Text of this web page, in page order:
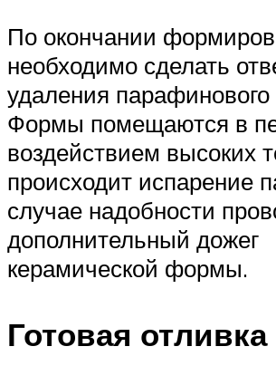
По окончании
необходимо сделать
удаления
Формы помещаются в
воздействием высоких
происходит испарение
случае надобности
дополнительный дожег
керамической формы.
Готовая отливка